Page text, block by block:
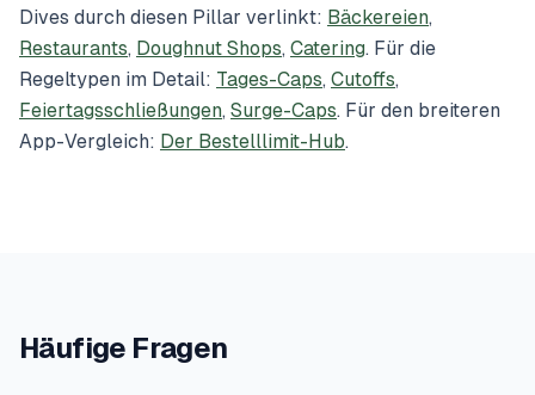
Dives durch diesen Pillar verlinkt: Bäckereien,
Restaurants, Doughnut Shops, Catering. Für die
Regeltypen im Detail: Tages-Caps, Cutoffs,
Feiertagsschließungen, Surge-Caps. Für den breiteren
App-Vergleich: Der Bestelllimit-Hub.
Häufige Fragen